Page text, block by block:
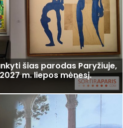
šias parodas Paryžiuje,
m. liepos mėnesį.